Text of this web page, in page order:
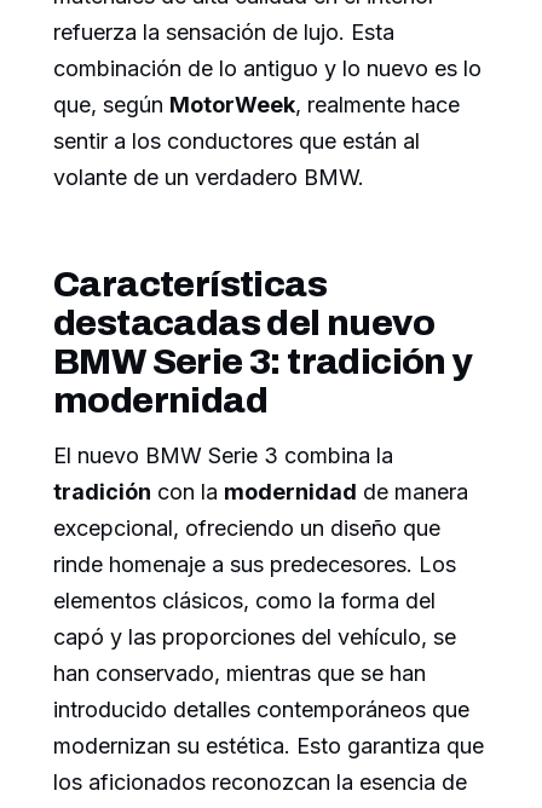
refuerza la sensación de lujo. Esta
combinación de lo antiguo y lo nuevo es lo
que, según MotorWeek, realmente hace
sentir a los conductores que están al
volante de un verdadero BMW.
Características
destacadas del nuevo
BMW Serie 3: tradición y
modernidad
El nuevo BMW Serie 3 combina la
tradición con la modernidad de manera
excepcional, ofreciendo un diseño que
rinde homenaje a sus predecesores. Los
elementos clásicos, como la forma del
capó y las proporciones del vehículo, se
han conservado, mientras que se han
introducido detalles contemporáneos que
modernizan su estética. Esto garantiza que
los aficionados reconozcan la esencia de